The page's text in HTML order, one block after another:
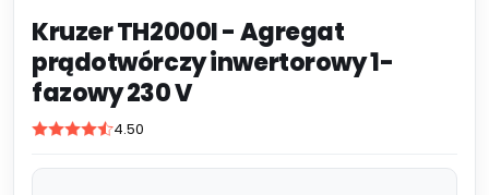
Kruzer TH2000I - Agregat
prądotwórczy inwertorowy 1-
fazowy 230 V
4.50